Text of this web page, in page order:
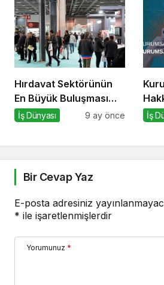
Hırdavat Sektörünün
En Büyük Buluşması
İçin İstanbul Hazır!
İş Dünyası 9 ay önce İş
Bir Cevap Yaz
E-posta adresiniz
* ile işaretlenmişlerdir
Yorumunuz *